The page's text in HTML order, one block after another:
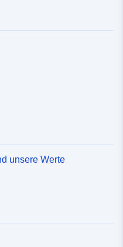
unsere Werte